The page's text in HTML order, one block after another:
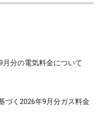
分の電気料金について
づく2026年9月分ガス料金